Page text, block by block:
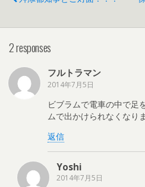
2 responses
フルトラマン
2014年7月5日
ビブラムで電車の中で足
ムで出かけられなくなり
返信
Yoshi
2014年7月5日